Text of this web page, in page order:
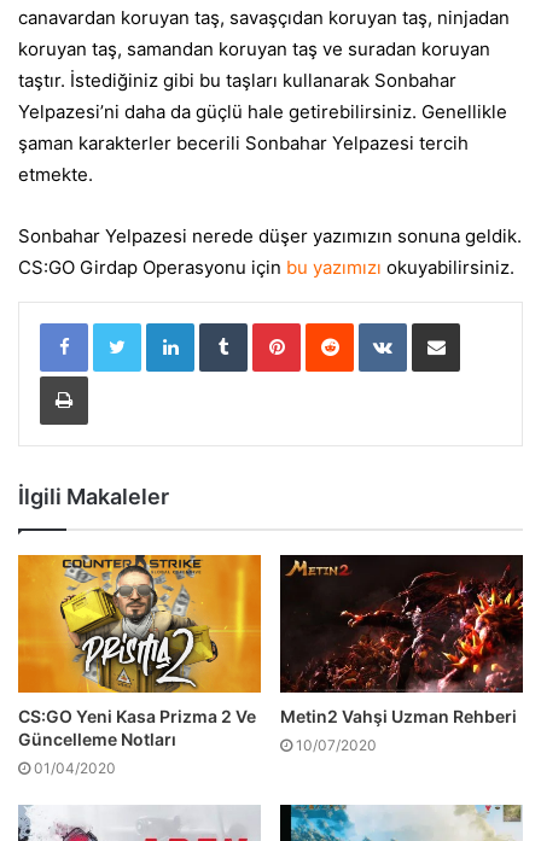
canavardan koruyan taş, savaşçıdan koruyan taş, ninjadan
koruyan taş, samandan koruyan taş ve suradan koruyan
taştır. İstediğiniz gibi bu taşları kullanarak Sonbahar
Yelpazesi’ni daha da güçlü hale getirebilirsiniz. Genellikle
şaman karakterler becerili Sonbahar Yelpazesi tercih
etmekte.
Sonbahar Yelpazesi nerede düşer yazımızın sonuna geldik.
CS:GO Girdap Operasyonu için bu yazımızı okuyabilirsiniz.
LinkedInTumblrPinterestReddit VKontakteE-Posta ile paylaş
Yazdır
İlgili Makaleler
CS:GO Yeni Kasa Prizma 2 Ve
Güncelleme Notları
01/04/2020
Metin2 Vahşi Uzman Rehberi
10/07/2020